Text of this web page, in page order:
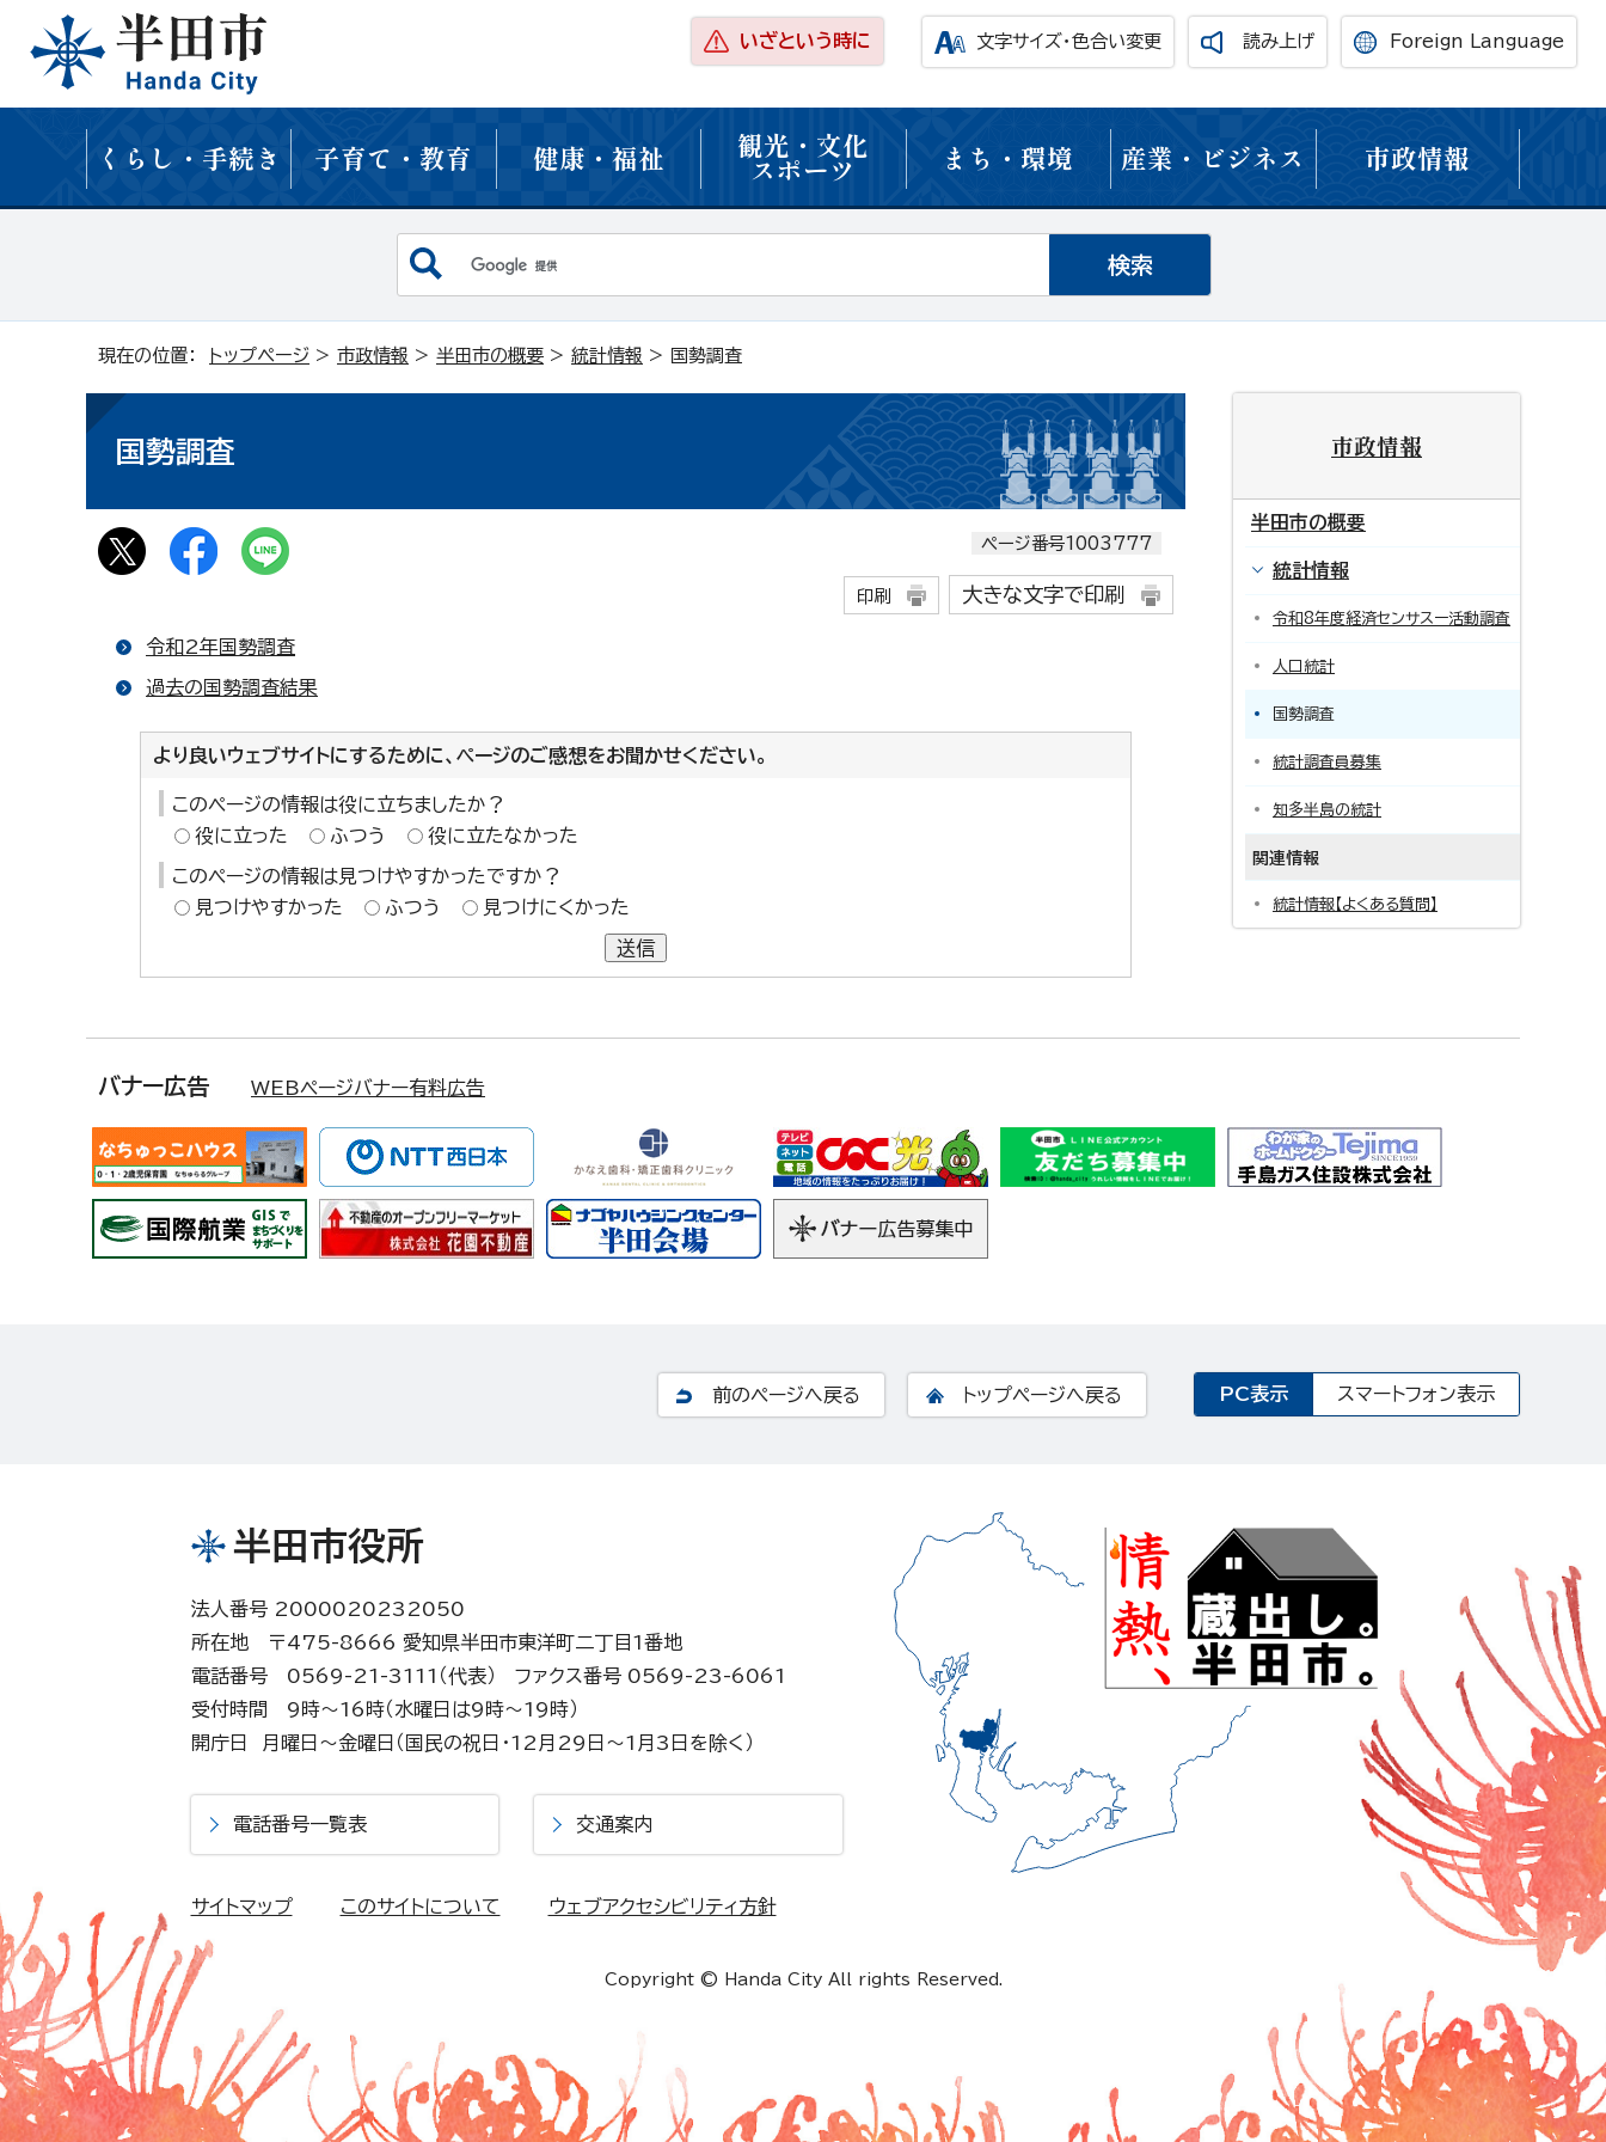
いざという時に 文字サイズ・色合い変更 読み上げ Foreign Language
くらし・手続き 子育て・教育 健康・福祉 観光・文化
スポーツ まち・環境 産業・ビジネス 市政情報
現在の位置： トップページ > 市政情報 > 半田市の概要 > 統計情報 > 国勢調査
国勢調査
ページ番号1003777
印刷 大きな文字で印刷
令和2年国勢調査
過去の国勢調査結果
より良いウェブサイトにするために、ページのご感想をお聞かせください。
このページの情報は役に立ちましたか？
役に立った
ふつう 役に立たなかった
このページの情報は見つけやすかったですか？
見つけやすかった
ふつう 見つけにくかった
送信
市政情報
半田市の概要
統計情報
令和8年度経済センサスー活動調査
人口統計
国勢調査
統計調査員募集
知多半島の統計
関連情報
統計情報【よくある質問】
バナー広告 WEBページバナー有料広告
前のページへ戻る トップページへ戻る PC表示 スマートフォン表示
半田市役所
法人番号 2000020232050
所在地 〒475-8666 愛知県半田市東洋町二丁目1番地
電話番号 0569-21-3111（代表） ファクス番号 0569-23-6061
受付時間 9時～16時（水曜日は9時～19時）
開庁日 月曜日～金曜日（国民の祝日・12月29日～1月3日を除く）
電話番号一覧表 交通案内
サイトマップ このサイトについて ウェブアクセシビリティ方針
Copyright © Handa City All rights Reserved.